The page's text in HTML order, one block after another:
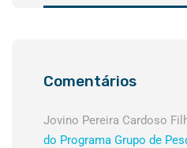
Comentários
Jovino Pereira Cardoso
do Programa Grupo de